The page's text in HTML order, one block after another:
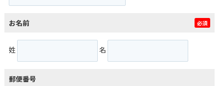
お名前 必須
姓 名
郵便番号